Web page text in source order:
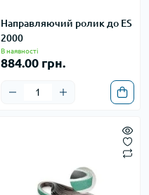
Направляючий ролик до ES
2000
В наявності
884.00 грн.